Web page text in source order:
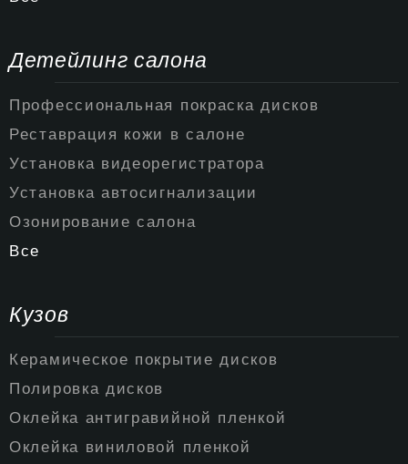
Детейлинг салона
Профессиональная покраска дисков
Реставрация кожи в салоне
Установка видеорегистратора
Установка автосигнализации
Озонирование салона
Все
Кузов
Керамическое покрытие дисков
Полировка дисков
Оклейка антигравийной пленкой
Оклейка виниловой пленкой